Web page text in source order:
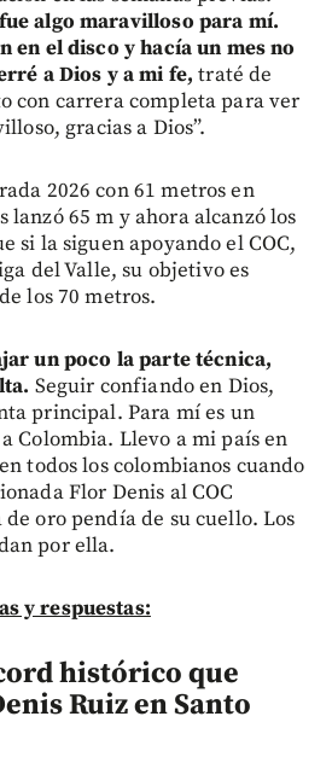
algo maravilloso para mí.
en el disco y hacía un mes no
a Dios y a mi fe, traté de
con carrera completa para ver
gracias a Dios”.
2026 con 61 metros en
lanzó 65 m y ahora alcanzó los
si la siguen apoyando el COC,
del Valle, su objetivo es
los 70 metros.
un poco la parte técnica,
Seguir confiando en Dios,
principal. Para mí es un
Colombia. Llevo a mi país en
todos los colombianos cuando
Flor Denis al COC
oro pendía de su cuello. Los
por ella.
y respuestas:
histórico que
Ruiz en Santo